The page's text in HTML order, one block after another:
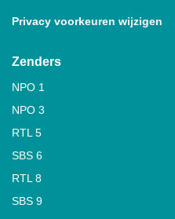
Privacy voorkeuren wijzigen
Zenders
NPO 1
NPO 3
RTL 5
SBS 6
RTL 8
SBS 9